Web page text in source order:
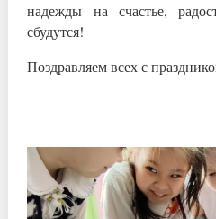
надежды на счастье,
сбудутся!
Поздравляем всех с